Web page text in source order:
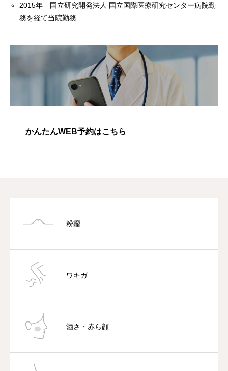
2015年 国立研究開発法人 国立国際医療研究センター病院勤
務を経て当院勤務
かんたんWEB予約はこちら
粉瘤
ワキガ
酒さ・赤ら顔